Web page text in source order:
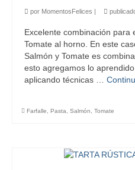
por MomentosFelices |
Excelente combinación para
Tomate al horno. En este
Salmón y Tomate es
esto agregamos lo
aplicando técnicas …
Farfalle Pasta Salmón Tomate